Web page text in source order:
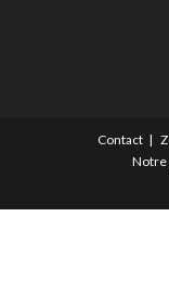
Contact
Notre